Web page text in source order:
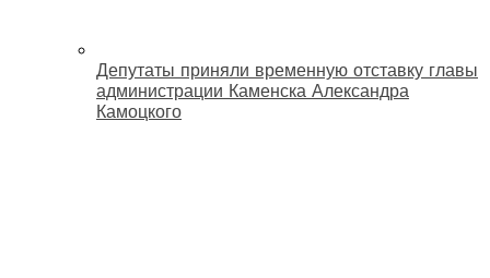
Депутаты приняли временную отставку главы
администрации Каменска Александра
Камоцкого